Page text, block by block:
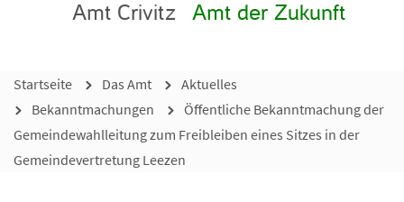
Amt Crivitz Amt der Zukunft
Startseite Das Amt
Aktuelles
Bekanntmachungen
Öffentliche Bekanntmachung der
Gemeindewahlleitung zum Freibleiben eines Sitzes in der
Gemeindevertretung Leezen